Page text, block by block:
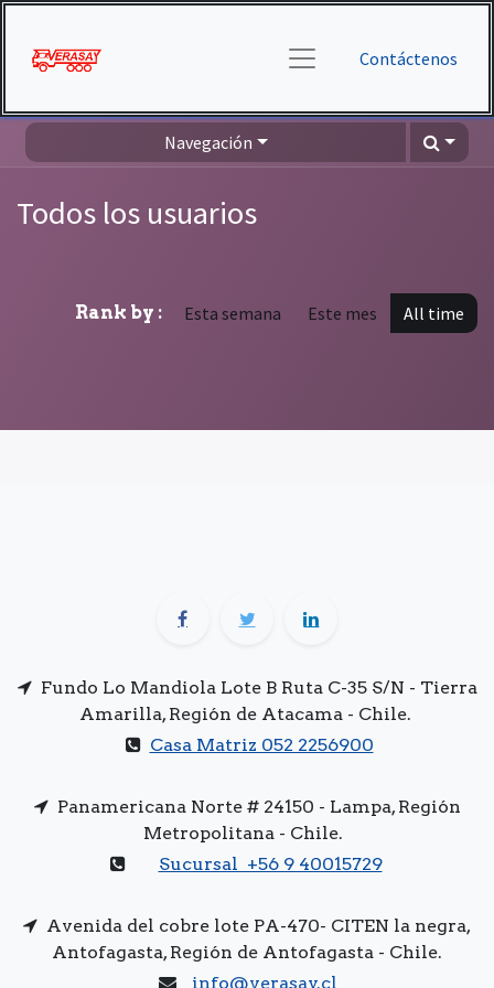
Contáctenos
Navegación
Todos los usuarios
Rank by : Esta semana Este mes All time
Fundo Lo Mandiola Lote B Ruta C-35 S/N - Tierra
Amarilla, Región de Atacama - Chile.
Casa Matriz 052 2256900
Panamericana Norte # 24150 - Lampa, Región
Metropolitana - Chile.
Sucursal +56 9 40015729
Avenida del cobre lote PA-470- CITEN la negra,
Antofagasta, Región de Antofagasta - Chile.
info@verasay.cl